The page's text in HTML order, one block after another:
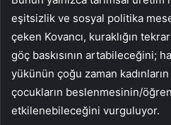
eşitsizlik ve sosyal politika
çeken Kovancı, kuraklığın
göç baskısının artabileceğini;
yükünün çoğu zaman
çocukların beslenmesinin/
etkilenebileceğini vurguluyor.